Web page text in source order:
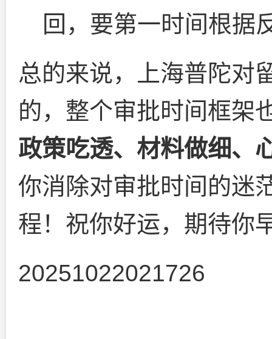
回，要第一时间根据
总的来说，上海普陀对
的，整个审批时间框架
政策吃透、材料做细、
你消除对审批时间的迷
程！祝你好运，期待你
20251022021726